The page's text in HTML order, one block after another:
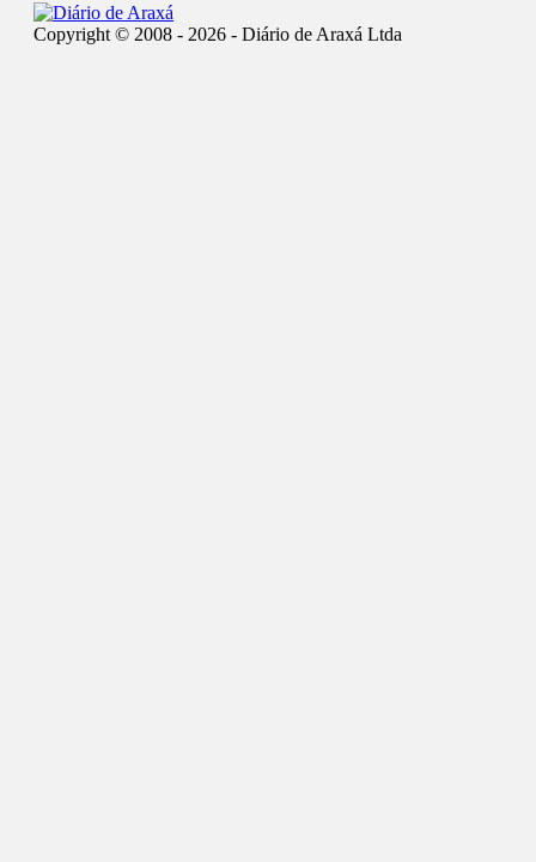
Copyright © 2008 - 2026 - Diário de Araxá Ltda